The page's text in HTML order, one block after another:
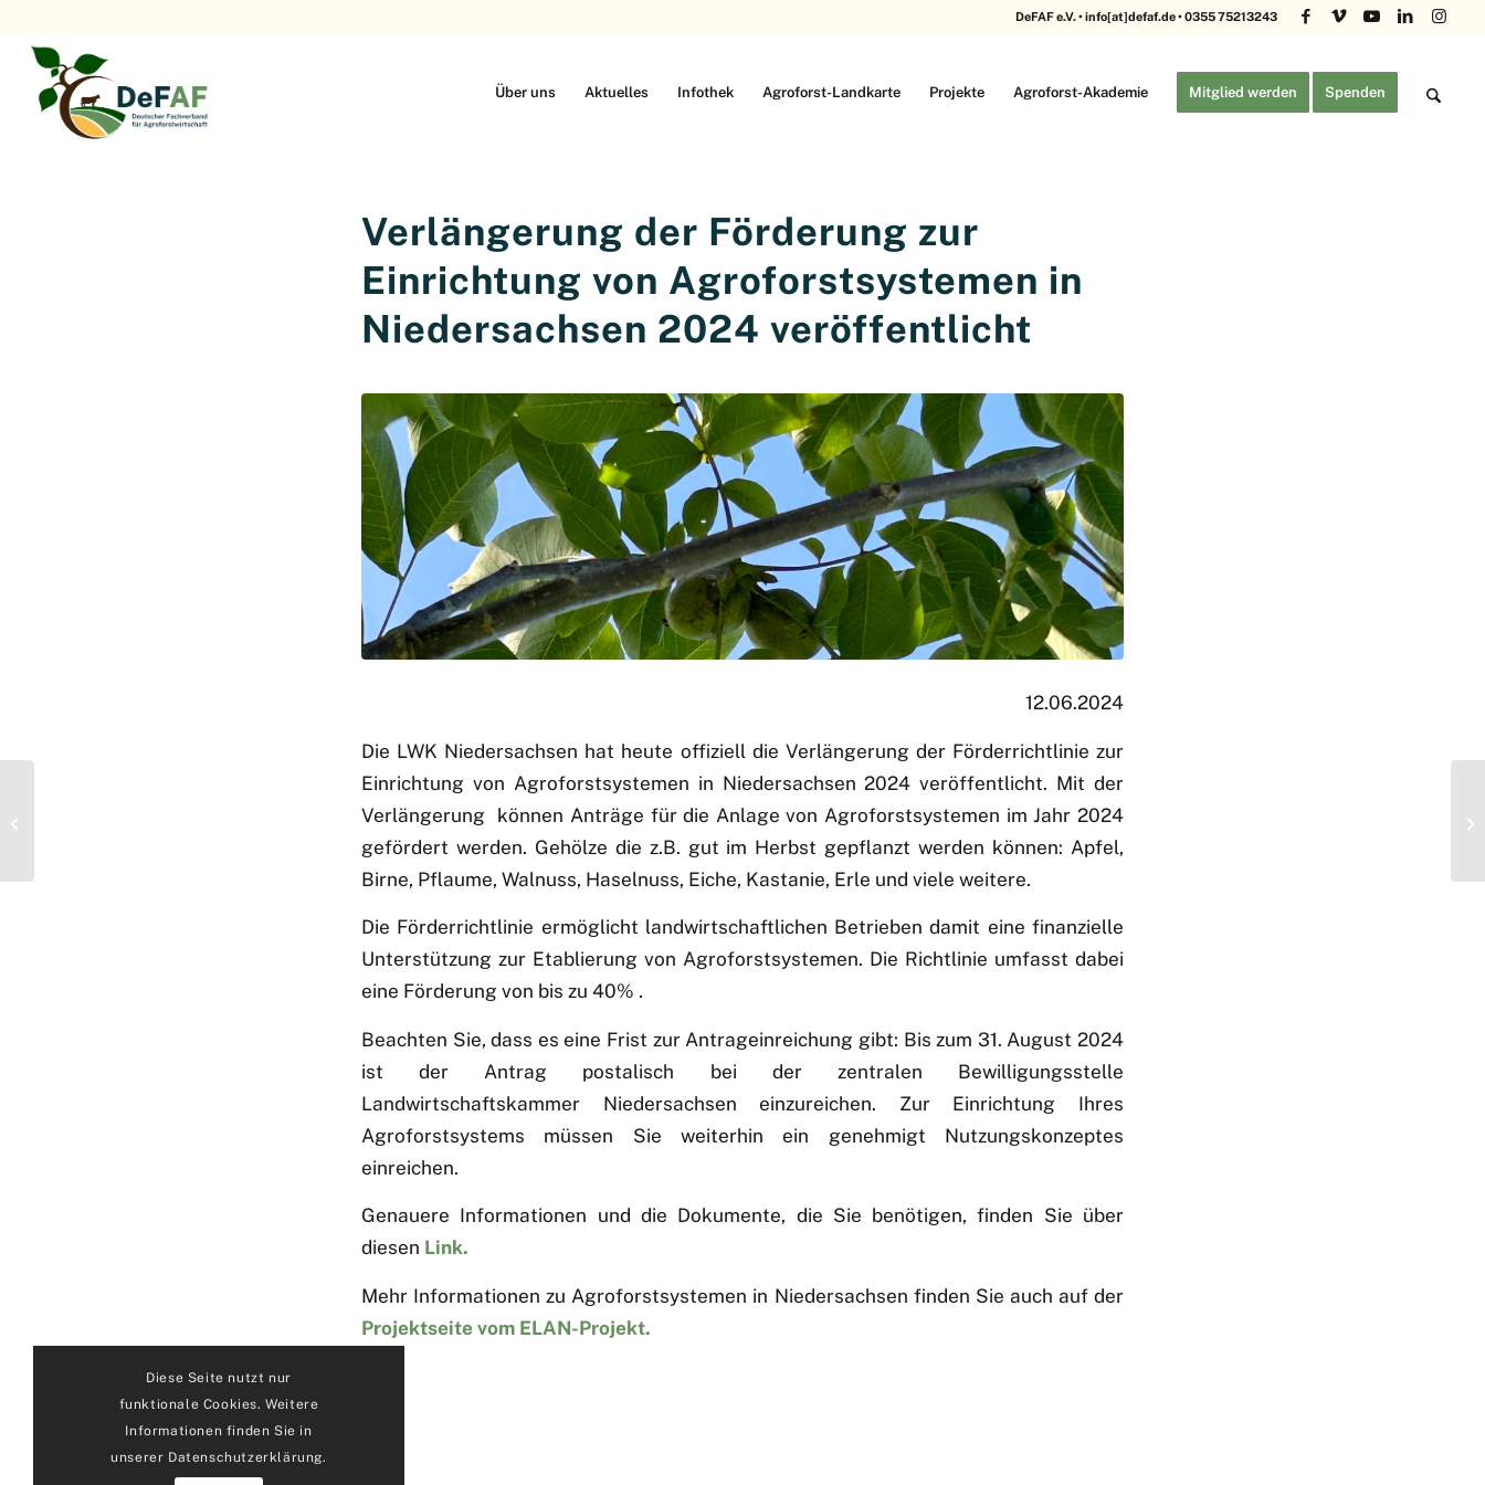
DeFAF e.V. • info[at]defaf.de • 0355 75213243
Über uns Aktuelles Infothek Agroforst-Landkarte Projekte Agroforst-Akademie Mitglied werden Spenden
Verlängerung der Förderung zur
Einrichtung von Agroforstsystemen in
Niedersachsen 2024 veröffentlicht
12.06.2024
Die LWK Niedersachsen hat heute offiziell die Verlängerung der Förderrichtlinie zur
Einrichtung von Agroforstsystemen in Niedersachsen 2024 veröffentlicht. Mit der
Verlängerung können Anträge für die Anlage von Agroforstsystemen im Jahr 2024
gefördert werden. Gehölze die z.B. gut im Herbst gepflanzt werden können: Apfel,
Birne, Pflaume, Walnuss, Haselnuss, Eiche, Kastanie, Erle und viele weitere.
Die Förderrichtlinie ermöglicht landwirtschaftlichen Betrieben damit eine finanzielle
Unterstützung zur Etablierung von Agroforstsystemen. Die Richtlinie umfasst dabei
eine Förderung von bis zu 40% .
Beachten Sie, dass es eine Frist zur Antrageinreichung gibt: Bis zum 31. August 2024
ist der Antrag postalisch bei der zentralen Bewilligungsstelle
Landwirtschaftskammer Niedersachsen einzureichen. Zur Einrichtung Ihres
Agroforstsystems müssen Sie weiterhin ein genehmigt Nutzungskonzeptes
einreichen.
Genauere Informationen und die Dokumente, die Sie benötigen, finden Sie über
diesen Link.
Mehr Informationen zu Agroforstsystemen in Niedersachsen finden Sie auch auf der
Projektseite vom ELAN-Projekt.
Diese Seite nutzt nur
funktionale Cookies. Weitere
Informationen finden Sie in
unserer Datenschutzerklärung.